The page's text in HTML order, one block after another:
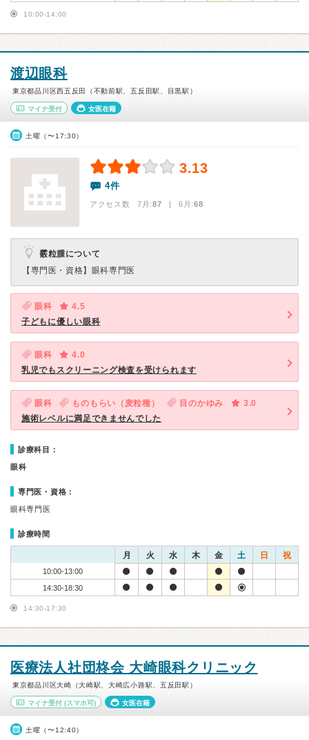
10:00-14:00
渡辺眼科
東京都品川区西五反田（不動前駅、五反田駅、目黒駅）
マイナ受付 女医在籍
土曜（〜17:30）
3.13
4件
アクセス数 7月:87 | 6月:68
霰粒腫について
【専門医・資格】 眼科専門医
眼科
4.5
子どもに優しい眼科
眼科
4.0
乳児でもスクリーニング検査を受けられます
眼科 ものもらい（麦粒種） 目のかゆみ
3.0
施術レベルに満足できませんでした
診療科目：
眼科
専門医・資格：
眼科専門医
診療時間
月 火 水 木 金 土 日 祝
10:00-13:00
14:30-18:30
14:30-17:30
医療法人社団柊会 大崎眼科クリニック
東京都品川区大崎（大崎駅、大崎広小路駅、五反田駅）
マイナ受付 (スマホ可) 女医在籍
土曜（〜12:40）